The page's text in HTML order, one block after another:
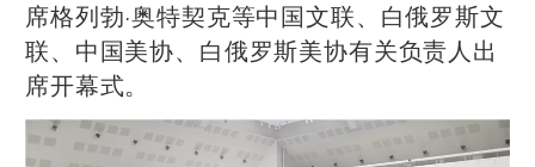
席格列勃·奥特契克等中国文联、白俄罗斯文
联、中国美协、白俄罗斯美协有关负责人出
席开幕式。